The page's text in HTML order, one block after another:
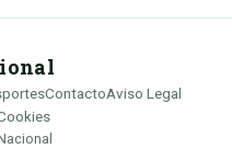
ContactoAviso Legal